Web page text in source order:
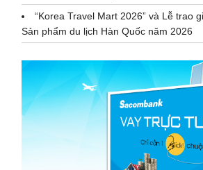
“Korea Travel Mart 2026” và Lễ trao
Sản phẩm du lịch Hàn Quốc năm 2026